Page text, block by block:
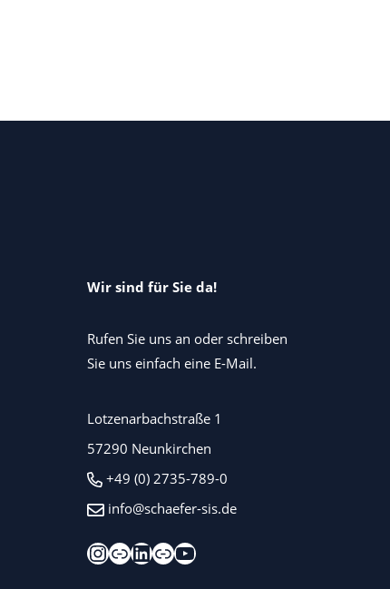
Wir sind für Sie da!
Rufen Sie uns an oder schreiben
Sie uns einfach eine E-Mail.
Lotzenarbachstraße 1
57290 Neunkirchen
+49 (0) 2735-789-0
info@schaefer-sis.de
Instagram
XingLinkedIn
Kununu
YouTube